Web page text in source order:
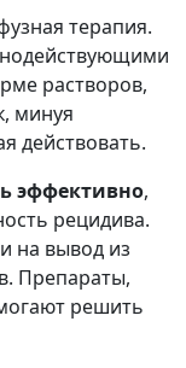
терапия.
растворов,
минуя
действовать.
эффективно,
рецидива.
на вывод из
Препараты,
решить